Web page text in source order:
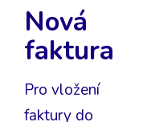
Nová
faktura
Pro vložení
faktury do